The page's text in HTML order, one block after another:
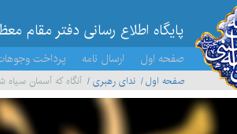
پایگاه اطلاع رسانی دفتر مقام
صفحه اول ارسال نامه پرداخت
صفحه اول ندای رهبری آنگاه که آسمان سیاه